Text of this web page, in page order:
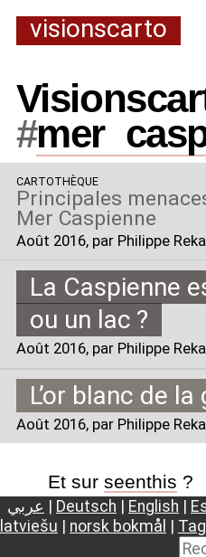
visionscarto
#mer_
CARTOTHÈQUE
Principales
Mer Caspienne
Août 2016, par Philippe
La Caspienne
ou un lac ?
Août 2016, par Philippe
L’or blanc de
Août 2016, par Philippe
Et sur seenthis ?
عربي Deutsch English
latviešu
norsk bokmål